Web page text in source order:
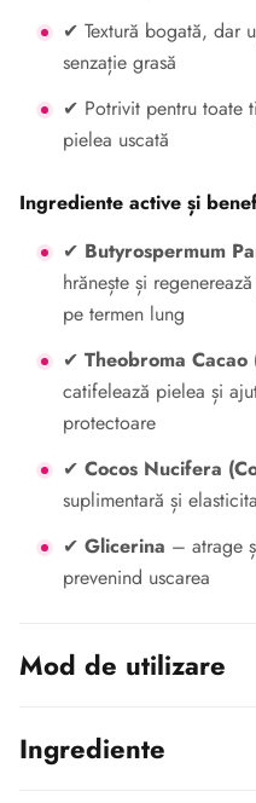
✔ Textură bogată, dar
senzație grasă
✔ Potrivit pentru toate
pielea uscată
Ingrediente active și
✔ Butyrospermum
hrănește și
pe termen lung
✔ Theobroma
catifelează pielea și
protectoare
✔ Cocos Nucifera
suplimentară și
✔ Glicerina – atrage
prevenind uscarea
Mod de utilizare
Ingrediente